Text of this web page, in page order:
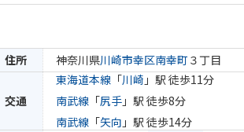
住所 神奈川県川崎市幸区南幸町 ３丁目
交通
東海道本線 「川崎 」駅 徒歩11分
南武線 「尻手 」駅 徒歩8分
南武線 「矢向 」駅 徒歩14分